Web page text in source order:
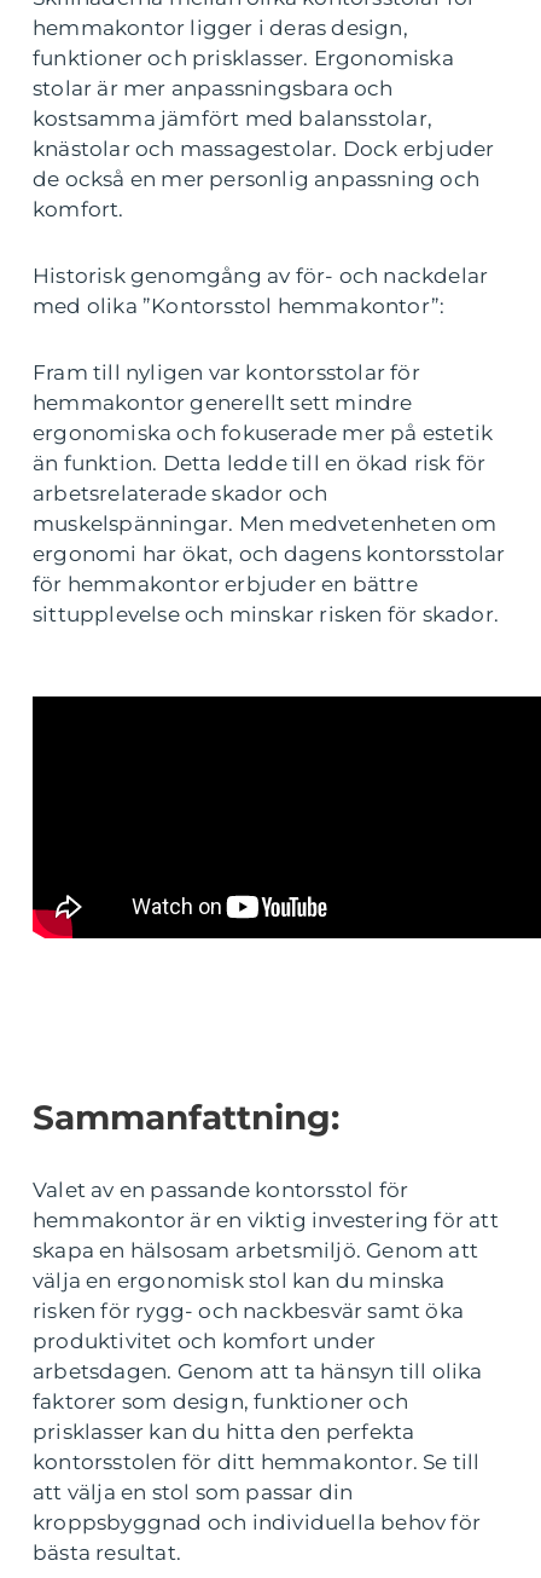
hemmakontor ligger i deras design,
funktioner och prisklasser. Ergonomiska
stolar är mer anpassningsbara och
kostsamma jämfört med balansstolar,
knästolar och massagestolar. Dock erbjuder
de också en mer personlig anpassning och
komfort.
Historisk genomgång av för- och nackdelar
med olika ”Kontorsstol hemmakontor”:
Fram till nyligen var kontorsstolar för
hemmakontor generellt sett mindre
ergonomiska och fokuserade mer på estetik
än funktion. Detta ledde till en ökad risk för
arbetsrelaterade skador och
muskelspänningar. Men medvetenheten om
ergonomi har ökat, och dagens kontorsstolar
för hemmakontor erbjuder en bättre
sittupplevelse och minskar risken för skador.
Sammanfattning:
Valet av en passande kontorsstol för
hemmakontor är en viktig investering för att
skapa en hälsosam arbetsmiljö. Genom att
välja en ergonomisk stol kan du minska
risken för rygg- och nackbesvär samt öka
produktivitet och komfort under
arbetsdagen. Genom att ta hänsyn till olika
faktorer som design, funktioner och
prisklasser kan du hitta den perfekta
kontorsstolen för ditt hemmakontor. Se till
att välja en stol som passar din
kroppsbyggnad och individuella behov för
bästa resultat.